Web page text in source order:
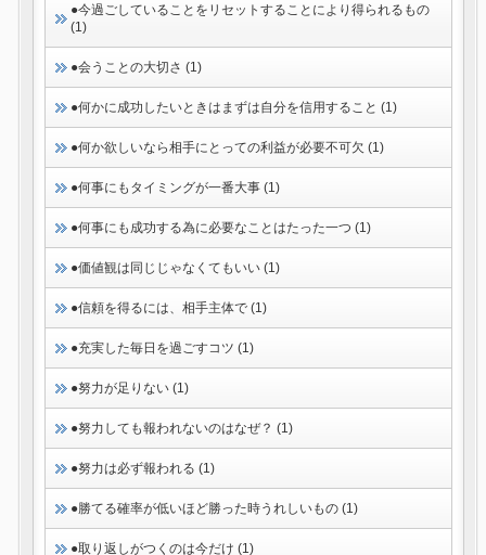
●今過ごしていることをリセットすることにより得られるもの
(1)
●会うことの大切さ (1)
●何かに成功したいときはまずは自分を信用すること (1)
●何か欲しいなら相手にとっての利益が必要不可欠 (1)
●何事にもタイミングが一番大事 (1)
●何事にも成功する為に必要なことはたった一つ (1)
●価値観は同じじゃなくてもいい (1)
●信頼を得るには、相手主体で (1)
●充実した毎日を過ごすコツ (1)
●努力が足りない (1)
●努力しても報われないのはなぜ？ (1)
●努力は必ず報われる (1)
●勝てる確率が低いほど勝った時うれしいもの (1)
●取り返しがつくのは今だけ (1)